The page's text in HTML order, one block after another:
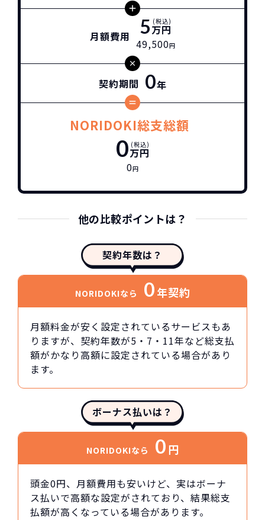
月額費用 5万円
(税込)
49,500円
契約期間 0年
NORIDOKI総支総額
0万円
(税込)
0円
他の比較ポイントは？
契約年数は？
NORIDOKIなら 0年契約
月額料金が安く設定されているサービスもあ
りますが、契約年数が5・7・11年など総支払
額がかなり高額に設定されている場合があり
ます。
ボーナス払いは？
NORIDOKIなら 0円
頭金0円、月額費用も安いけど、実はボーナ
ス払いで高額な設定がされており、結果総支
払額が高くなっている場合があります。